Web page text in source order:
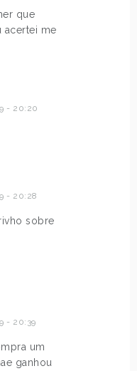
que
acertei me
- 20:20
- 20:28
sobre
- 20:39
um
ganhou